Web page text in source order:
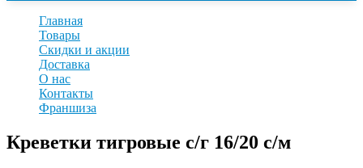
Главная
Товары
Скидки и акции
Доставка
О нас
Контакты
Франшиза
Креветки тигровые с/г 16/20 с/м